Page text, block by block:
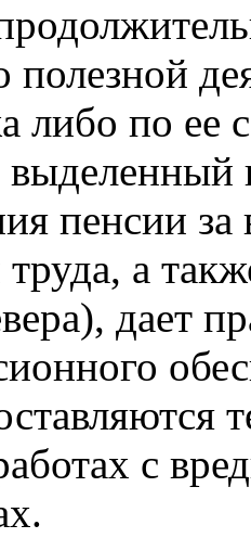
полезной
либо по ее
пенсии
а
дает
с